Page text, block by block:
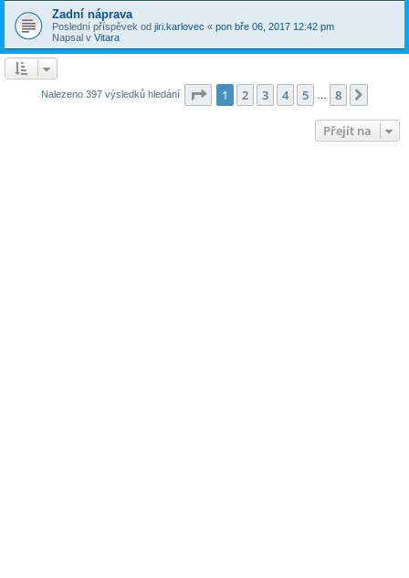
Zadní náprava
Poslední příspěvek od jiri.karlovec « pon bře 06, 2017 12:42 pm
Napsal v Vitara
Nalezeno 397 výsledků hledání Stránka z
1 2 3 4 5 8
Přejít na